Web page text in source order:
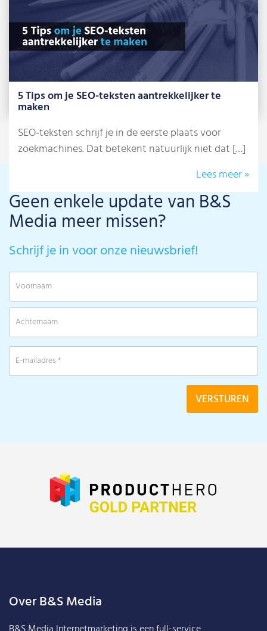
5 Tips om je SEO-teksten aantrekkelijker te
maken
SEO-teksten schrijf je in de eerste plaats voor
zoekmachines. Dat betekent natuurlijk niet dat […]
Lees meer »
Geen enkele update van B&S
Media meer missen?
Schrijf je in voor onze nieuwsbrief!
Over B&S Media